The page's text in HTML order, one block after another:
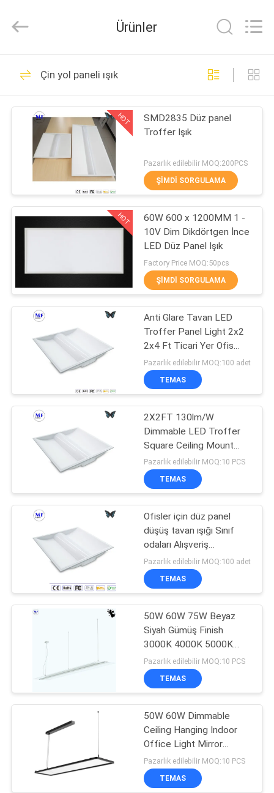
ÜRÜNLER
VIDEOLAR
HAKKIMIZDA
FABRIKA
KALITE
KONTROL
BIZE
ULAŞIN
BIR
TEKLIF
ISTEĞI
HARITASI
PRIVACY
POLICY
Lighting
Co.,Ltd..
Reserved.
LED Üçlü Korumalı
Işıklar
228
LED Taşkın Işık
305
stadyum ışıkları led
223
Yüksek defne
aydınlatma led
225
LED Patlama
Korumalı Işıklar
102
led tünel ışık
Ürünler
Çin yol paneli ışık
HOT
SMD2835 Düz panel
Troffer Işık
Pazarlık edilebilir MOQ:200PCS
ŞIMDI SORGULAMA
HOT
60W 600 x 1200MM 1 -
10V Dim Dikdörtgen İnce
LED Düz Panel Işık
Factory Price MOQ:50pcs
ŞIMDI SORGULAMA
Anti Glare Tavan LED
Troffer Panel Light 2x2
2x4 Ft Ticari Yer Ofis
Perakende Mağaza Sınıf
Odası
Pazarlık edilebilir MOQ:100 adet
TEMAS
2X2FT 130lm/W
Dimmable LED Troffer
Square Ceiling Mount
Retrofit Light LED Ticari
Düz Panel Işık
Pazarlık edilebilir MOQ:10 PCS
TEMAS
Ofisler için düz panel
düşüş tavan ışığı Sınıf
odaları Alışveriş
merkezleri Otel lobileri
Evin arkası Restoranlar
Otobüs istasyonları
Pazarlık edilebilir MOQ:100 adet
TEMAS
50W 60W 75W Beyaz
Siyah Gümüş Finish
3000K 4000K 5000K
Asılı Asılı LED Kare Asılı
Panel Işık
Pazarlık edilebilir MOQ:10 PCS
TEMAS
50W 60W Dimmable
Ceiling Hanging Indoor
Office Light Mirror
Transparent LED
Pendent Panel Light with
Black White Silver 50W
Pazarlık edilebilir MOQ:10 PCS
TEMAS